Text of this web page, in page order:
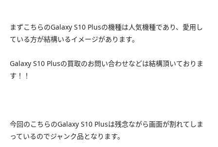
まずこちらのGalaxy S10 Plusの機種は人気機種であり、愛用し
ている方が結構いるイメージがあります。
Galaxy S10 Plusの買取のお問い合わせなどは結構頂いておりま
す！！
今回のこちらのGalaxy S10 Plusは残念ながら画面が割れてしま
っているのでジャンク品となります。